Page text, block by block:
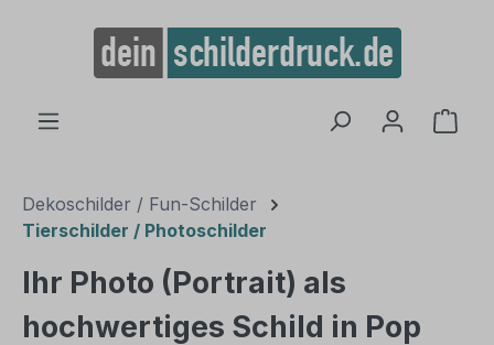
springen
Dekoschilder / Fun-Schilder
Tierschilder / Photoschilder
Ihr Photo (Portrait) als
hochwertiges Schild in Pop